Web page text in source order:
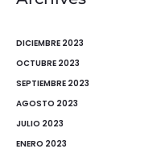
DICIEMBRE 2023
OCTUBRE 2023
SEPTIEMBRE 2023
AGOSTO 2023
JULIO 2023
ENERO 2023